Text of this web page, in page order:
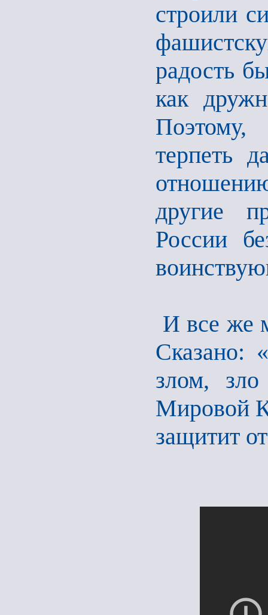
строили
радость
как
терпеть
другие
России
И все же
Сказано:
злом,
Мировой
защитит